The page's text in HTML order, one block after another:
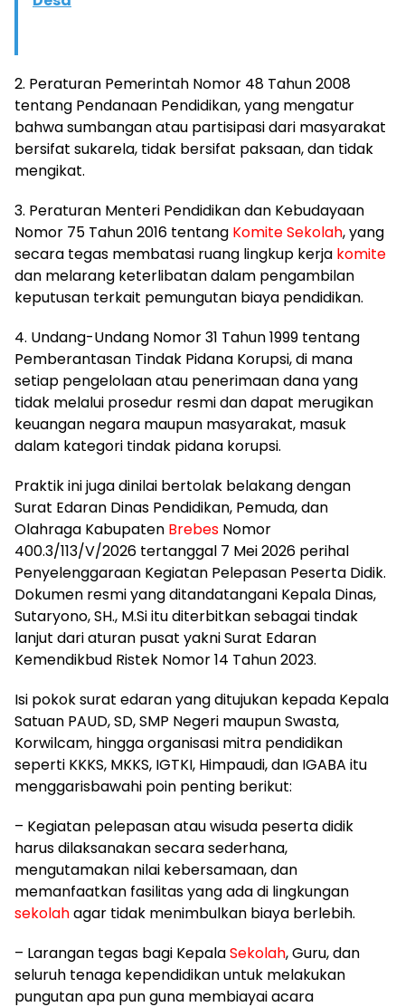
2. Peraturan Pemerintah Nomor 48 Tahun 2008
tentang Pendanaan Pendidikan, yang mengatur
bahwa sumbangan atau partisipasi dari masyarakat
bersifat sukarela, tidak bersifat paksaan, dan tidak
mengikat.
3. Peraturan Menteri Pendidikan dan Kebudayaan
Nomor 75 Tahun 2016 tentang KomiteSekolah, yang
secara tegas membatasi ruang lingkup kerja komite
dan melarang keterlibatan dalam pengambilan
keputusan terkait pemungutan biaya pendidikan.
4. Undang-Undang Nomor 31 Tahun 1999 tentang
Pemberantasan Tindak Pidana Korupsi, di mana
setiap pengelolaan atau penerimaan dana yang
tidak melalui prosedur resmi dan dapat merugikan
keuangan negara maupun masyarakat, masuk
dalam kategori tindak pidana korupsi.
Praktik ini juga dinilai bertolak belakang dengan
Surat Edaran Dinas Pendidikan, Pemuda, dan
Olahraga Kabupaten Brebes Nomor
400.3/113/V/2026 tertanggal 7 Mei 2026 perihal
Penyelenggaraan Kegiatan Pelepasan Peserta Didik.
Dokumen resmi yang ditandatangani Kepala Dinas,
Sutaryono, SH., M.Si itu diterbitkan sebagai tindak
lanjut dari aturan pusat yakni Surat Edaran
Kemendikbud Ristek Nomor 14 Tahun 2023.
Isi pokok surat edaran yang ditujukan kepada Kepala
Satuan PAUD, SD, SMP Negeri maupun Swasta,
Korwilcam, hingga organisasi mitra pendidikan
seperti KKKS, MKKS, IGTKI, Himpaudi, dan IGABA itu
menggarisbawahi poin penting berikut:
– Kegiatan pelepasan atau wisuda peserta didik
harus dilaksanakan secara sederhana,
mengutamakan nilai kebersamaan, dan
memanfaatkan fasilitas yang ada di lingkungan
sekolahagar tidak menimbulkan biaya berlebih.
– Larangan tegas bagi KepalaSekolah, Guru, dan
seluruh tenaga kependidikan untuk melakukan
pungutan apa pun guna membiayai acara